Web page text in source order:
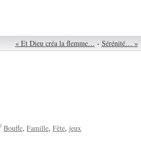
« Et Dieu créa la flemme… - Sérénité… »
Bouffe Famille Fête jeux